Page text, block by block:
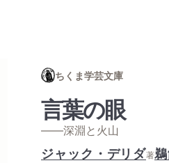
ちくま学芸文庫
言葉の眼
——深淵と火山
ジャック・デリダ著